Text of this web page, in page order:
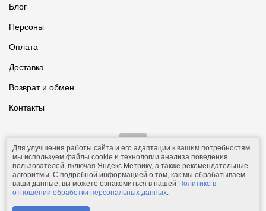
Блог
Персоны
Оплата
Доставка
Возврат и обмен
Контакты
© 2011-2026.Comfolio.ru— интернет-магазин текстиля и товаров
для дома.
Для улучшения работы сайта и его адаптации к вашим потребностям
мы используем файлы cookie и технологии анализа поведения
пользователей, включая Яндекс Метрику, а также рекомендательные
алгоритмы. С подробной информацией о том, как мы обрабатываем
ваши данные, вы можете ознакомиться в нашей Политике в
отношении обработки персональных данных.